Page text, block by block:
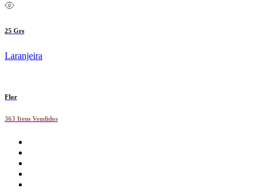
25 Grs
Laranjeira
Flor
363 Itens Vendidos